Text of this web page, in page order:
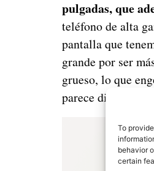
To
behavior
certain
pulgadas, que
teléfono de alta
pantalla que
grande por ser
grueso, lo que
parece difícil de